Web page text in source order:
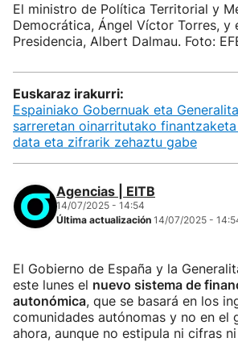
El ministro de Política Territorial y
Democrática, Ángel Víctor Torres, y
Presidencia, Albert Dalmau. Foto:
Euskaraz irakurri:
Espainiako Gobernuak eta
sarreretan oinarritutako
data eta zifrarik zehaztu gabe
Agencias | EITB
14/07/2025 - 14:54
Última actualización 14/07/2025 -
El Gobierno de España y la
este lunes el nuevo sistema de
autonómica, que se basará en los
comunidades autónomas y no en el
ahora, aunque no estipula ni cifras